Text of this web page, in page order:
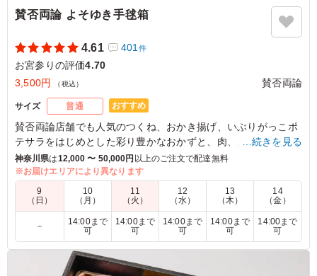
賛否両論 よそゆき手毬箱
4.61 401 件
お宮参りの評価4.70
3,500円
（税込） 賛否両論
サイズ 普通 おすすめ
賛否両論店舗でも人気のつくね、おかき揚げ、いぶりがっこポ
テサラをはじめとした彩り豊かなおかずと、肉、魚、野菜を使
用した7種類の手毬寿司を一緒に詰め込みました。
見て楽しい！食べて美味しい！ハレの日にもぴったりな、ちょ
っとよそいき気分のお弁当です。
【弁当内容】
賛否両論のたまご焼き/いぶりがっことマスカルポーネのポテト
サラダ/鶏の松風焼き/牛蒡おかき揚げ/鶏つくね・海老・いんげ
んの旨煮/たこの柔らか煮/青菜の胡麻和え/さつまいもレモン煮/
…続きを見る
神奈川県は12,000 〜 50,000円 以上のご注文で配達無料
※お届けエリアにより異なります
9
（日）
10
（月）
11
（火）
12
（水）
13
（木）
14
（金）
－
14:00まで
可
14:00まで
可
14:00まで
可
14:00まで
可
14:00まで
可